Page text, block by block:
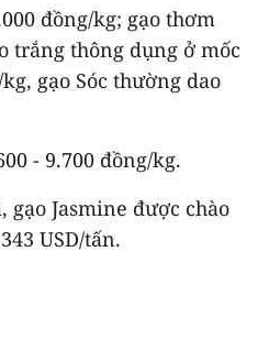
đồng/kg; gạo thơm
trắng thông dụng ở mốc
gạo Sóc thường dao
- 9.700 đồng/kg.
Jasmine được chào
USD/tấn.